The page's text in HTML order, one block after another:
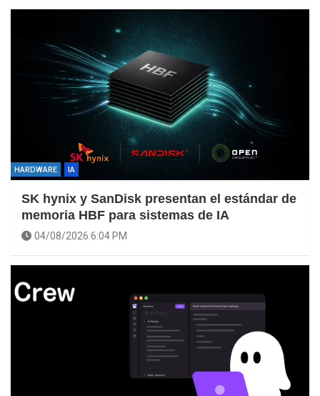
HARDWARE IA
SK hynix y SanDisk presentan el estándar de
memoria HBF para sistemas de IA
04/08/2026 6:04 PM